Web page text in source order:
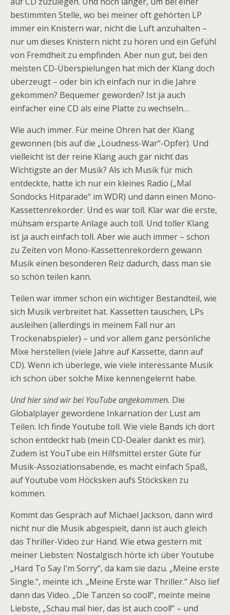
bestimmten Stelle, wo bei meiner oft gehörten LP
immer ein Knistern war, nicht die Luft anzuhalten –
nur um dieses Knistern nicht zu hören und ein Gefühl
von Fremdheit zu empfinden. Aber nun gut, bei den
meisten CD-Überspielungen hat mich der Klang doch
überzeugt – oder bin ich einfach nur in die Jahre
gekommen? Bequemer geworden? Ist ja auch
einfacher eine CD als eine Platte zu wechseln…
Wie auch immer. Für meine Ohren hat der Klang
gewonnen (bis auf die „Loudness-War“-Opfer). Und
vielleicht ist der reine Klang auch gar nicht das
Wichtigste an der Musik? Als ich Musik für mich
entdeckte, hatte ich nur ein kleines Radio („Mal
Sondocks Hitparade“ im WDR) und dann einen Mono-
Kassettenrekorder. Und es war toll. Klar war die erste,
mühsam ersparte Anlage auch toll. Und toller Klang
ist ja auch einfach toll. Aber wie auch immer – schon
zu Zeiten von Mono-Kassettenrekordern gewann
Musik einen besonderen Reiz dadurch, dass man sie
so schön teilen kann.
Teilen war immer schon ein wichtiger Bestandteil, wie
sich Musik verbreitet hat. Kassetten tauschen, LPs
ausleihen (allerdings in meinem Fall nur an
Trockenabspieler) – und vor allem ganz persönliche
Mixe herstellen (viele Jahre auf Kassette, dann auf
CD). Wenn ich überlege, wie viele interessante Musik
ich schon über solche Mixe kennengelernt habe.
Und hier sind wir bei YouTube angekommen. Die
Globalplayer gewordene Inkarnation der Lust am
Teilen. Ich finde Youtube toll. Wie viele Bands ich dort
schon entdeckt hab (mein CD-Dealer dankt es mir).
Zudem ist YouTube ein Hilfsmittel erster Güte für
Musik-Assoziationsabende, es macht einfach Spaß,
auf Youtube vom Höcksken aufs Stöcksken zu
kommen.
Kommt das Gespräch auf Michael Jackson, dann wird
nicht nur die Musik abgespielt, dann ist auch gleich
das Thriller-Video zur Hand. Wie etwa gestern mit
meiner Liebsten: Nostalgisch hörte ich über Youtube
„Hard To Say I’m Sorry“, da kam sie dazu. „Meine erste
Single.“, meinte ich. „Meine Erste war Thriller.“ Also lief
dann das Video. „Die Tanzen so cool!“, meinte meine
Liebste, „Schau mal hier, das ist auch cool!“ – und